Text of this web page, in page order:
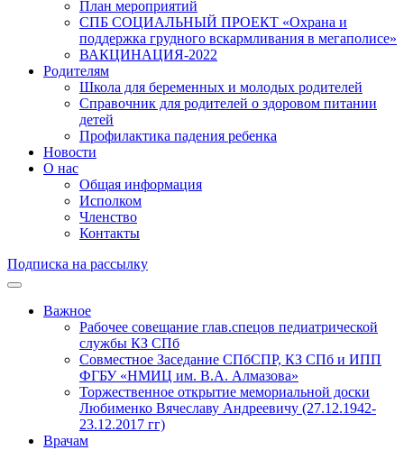
План мероприятий
СПБ СОЦИАЛЬНЫЙ ПРОЕКТ «Охрана и
поддержка грудного вскармливания в мегаполисе»
ВАКЦИНАЦИЯ-2022
Родителям
Школа для беременных и молодых родителей
Справочник для родителей о здоровом питании
детей
Профилактика падения ребенка
Новости
О нас
Общая информация
Исполком
Членство
Контакты
Подписка на рассылку
Важное
Рабочее совещание глав.спецов педиатрической
службы КЗ СПб
Совместное Заседание СПбСПР, КЗ СПб и ИПП
ФГБУ «НМИЦ им. В.А. Алмазова»
Торжественное открытие мемориальной доски
Любименко Вячеславу Андреевичу (27.12.1942-
23.12.2017 гг)
Врачам